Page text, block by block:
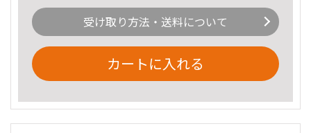
受け取り方法・送料について
カートに入れる